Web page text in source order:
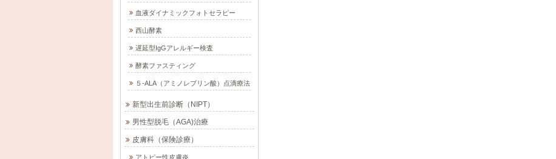
血液ダイナミックフォトセラピー
西山酵素
遅延型IgGアレルギー検査
酵素ファスティング
５-ALA（アミノレブリン酸）点滴療法
新型出生前診断（NIPT）
男性型脱毛（AGA)治療
皮膚科（保険診療）
アトピー性皮膚炎